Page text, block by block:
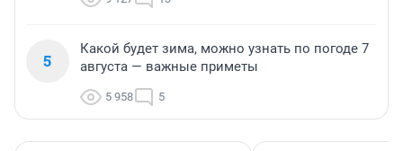
5
Какой будет зима, можно узнать по погоде 7
августа — важные приметы
5 958 5